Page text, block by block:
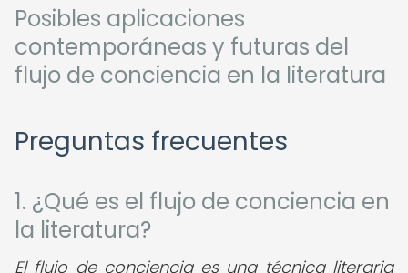
Posibles aplicaciones
contemporáneas y futuras del
flujo de conciencia en la literatura
Preguntas frecuentes
1. ¿Qué es el flujo de conciencia en
la literatura?
El flujo de conciencia es una técnica literaria